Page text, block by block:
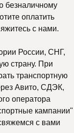
безналичному
оплатить
с нами.
России, СНГ,
страну. При
транспортную
Авито, СДЭК,
оператора
кампании"
с вами